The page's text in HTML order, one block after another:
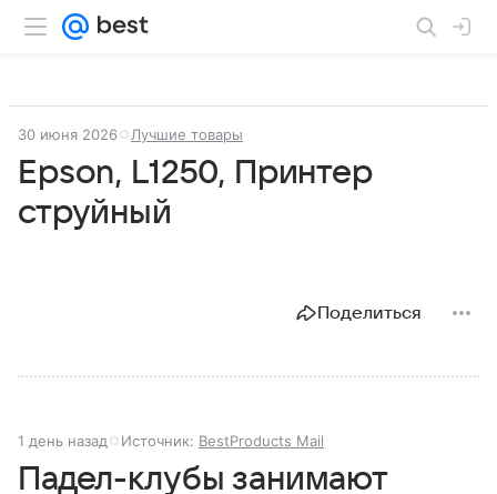
30 июня 2026 Лучшие товары
Epson, L1250, Принтер
струйный
Поделиться
1 день назад Источник: BestProducts Mail
Падел-клубы занимают